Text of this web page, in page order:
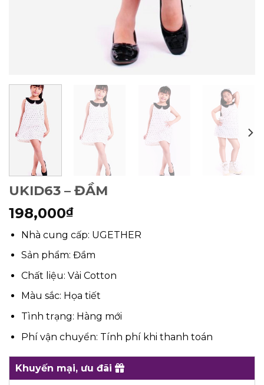
UKID63 – ĐẦM
198,000₫
Nhà cung cấp: UGETHER
Sản phẩm: Đầm
Chất liệu: Vải Cotton
Màu sắc: Họa tiết
Tình trạng: Hàng mới
Phí vận chuyển: Tính phí khi thanh toán
Khuyến mại, ưu đãi